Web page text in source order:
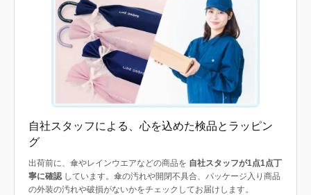
自社スタッフによる、心を込めた検品とラッピン
グ
出荷前に、傘やレインウエアなどの商品を 自社スタッフが1点1点丁
寧に確認しています。傘の汚れや開閉不具合、パッケージ入り商品
の外装の汚れや破損がないかをチェックしてお届けします。